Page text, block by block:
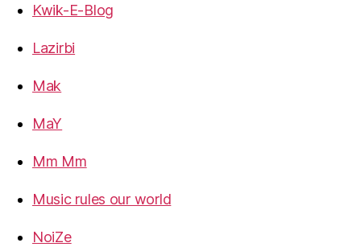
Kwik-E-Blog
Lazirbi
Mak
MaY
Mm Mm
Music rules our world
NoiZe